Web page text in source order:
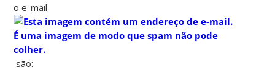
o e-mail
são: